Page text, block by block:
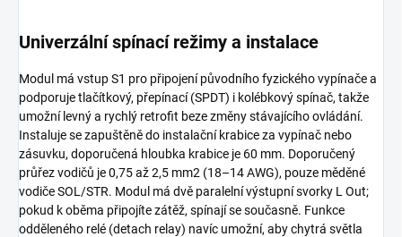
Univerzální spínací režimy a instalace
Modul má vstup S1 pro připojení původního fyzického vypínače a
podporuje tlačítkový, přepínací (SPDT) i kolébkový spínač, takže
umožní levný a rychlý retrofit beze změny stávajícího ovládání.
Instaluje se zapuštěně do instalační krabice za vypínač nebo
zásuvku, doporučená hloubka krabice je 60 mm. Doporučený
průřez vodičů je 0,75 až 2,5 mm2 (18–14 AWG), pouze měděné
vodiče SOL/STR. Modul má dvě paralelní výstupní svorky L Out;
pokud k oběma připojíte zátěž, spínají se současně. Funkce
odděleného relé (detach relay) navíc umožní, aby chytrá světla